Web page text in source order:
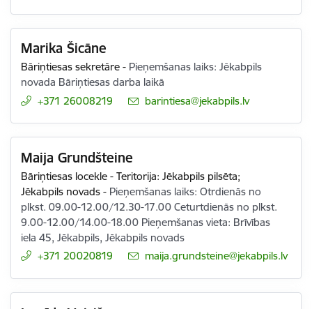
Marika Šicāne
Bāriņtiesas sekretāre - Pieņemšanas laiks: Jēkabpils
novada Bāriņtiesas darba laikā
+371 26008219
E-pasts:
barintiesa@jekabpils.lv
Maija Grundšteine
Bāriņtiesas locekle - Teritorija: Jēkabpils pilsēta;
Jēkabpils novads - Pieņemšanas laiks: Otrdienās no
plkst. 09.00-12.00/12.30-17.00 Ceturtdienās no plkst.
9.00-12.00/14.00-18.00 Pieņemšanas vieta: Brīvības
iela 45, Jēkabpils, Jēkabpils novads
+371 20020819
E-pasts:
maija.grundsteine@jekabpils.lv